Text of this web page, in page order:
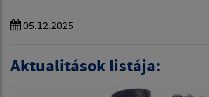
05.12.2025
Aktualitások listája: